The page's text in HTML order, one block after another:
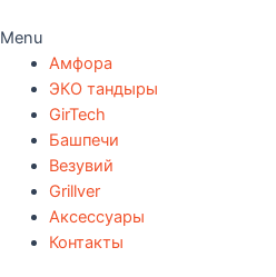
Menu
Амфора
ЭКО тандыры
GirTech
Башпечи
Везувий
Grillver
Аксессуары
Контакты